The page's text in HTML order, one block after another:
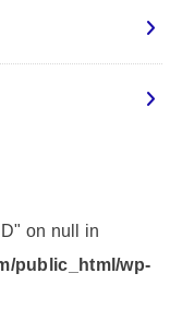
on null in
public_html/wp-